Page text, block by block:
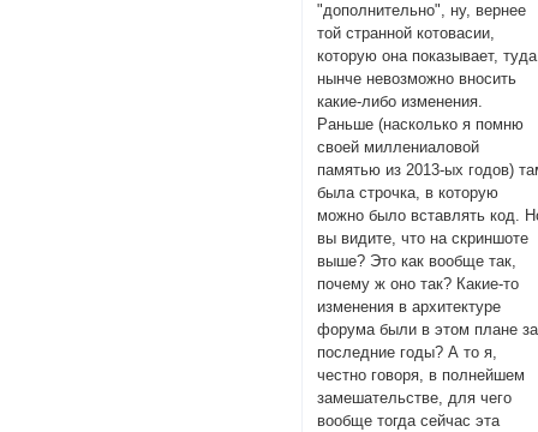
"дополнительно", ну, вернее
той странной котовасии,
которую она показывает, туда
нынче невозможно вносить
какие-либо изменения.
Раньше (насколько я помню
своей миллениаловой
памятью из 2013-ых годов)
была строчка, в которую
можно было вставлять код.
вы видите, что на скриншоте
выше? Это как вообще так,
почему ж оно так? Какие-то
изменения в архитектуре
форума были в этом плане за
последние годы? А то я,
честно говоря, в полнейшем
замешательстве, для чего
вообще тогда сейчас эта